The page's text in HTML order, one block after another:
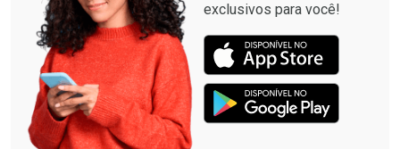
exclusivos para você!